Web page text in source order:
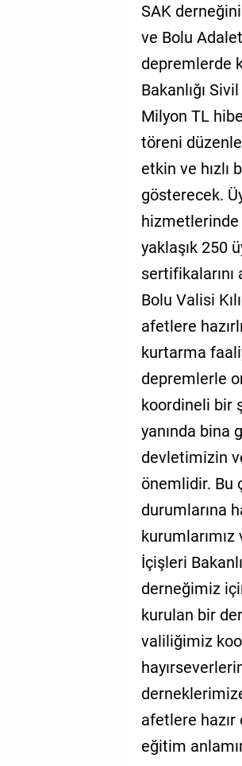
SAK
ve Bolu
depremlerde
Bakanlığı
Milyon TL
töreni
etkin ve
gösterecek.
yaklaşık 250
sertifikalarını
Bolu Valisi
afetlere
kurtarma
depremlerle
koordineli bir
yanında bina
devletimizin
önemlidir. Bu
durumlarına
İçişleri
derneğimiz
kurulan bir
valiliğimiz
afetlere
eğitim